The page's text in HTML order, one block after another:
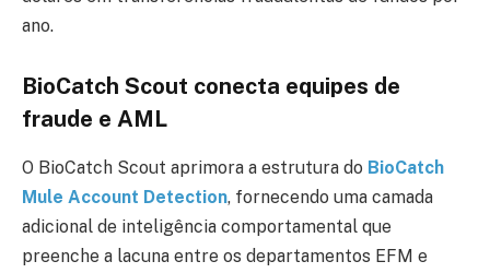
ano.
BioCatch Scout conecta equipes de
fraude e AML
O BioCatch Scout aprimora a estrutura do BioCatch
Mule Account Detection, fornecendo uma camada
adicional de inteligência comportamental que
preenche a lacuna entre os departamentos EFM e